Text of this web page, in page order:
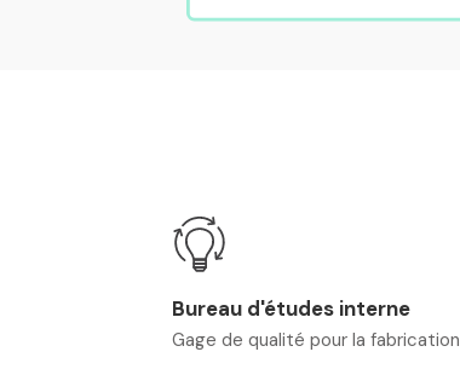
Bureau d'études interne
Gage de qualité pour la fabrication